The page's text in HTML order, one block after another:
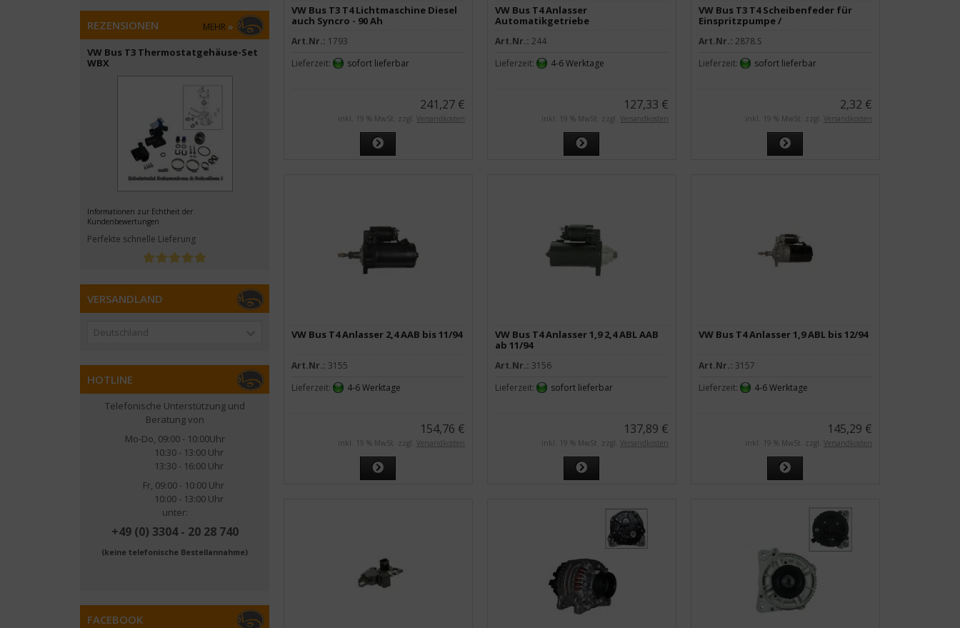
VW Bus T3 T4 Lichtmaschine Diesel
auch Syncro - 90 Ah
Art.Nr.: 1793
Lieferzeit:
sofort lieferbar
241,27 €
inkl. 19 % MwSt. zzgl. Versandkosten
VW Bus T4 Anlasser
Automatikgetriebe
Art.Nr.: 244
Lieferzeit:
4-6 Werktage
127,33 €
inkl. 19 % MwSt. zzgl. Versandkosten
VW Bus T3 T4 Scheibenfeder für
Einspritzpumpe /
Art.Nr.: 2878.S
Lieferzeit:
sofort lieferbar
2,32 €
inkl. 19 % MwSt. zzgl. Versandkosten
VW Bus T4 Anlasser 2,4 AAB bis 11/94
Art.Nr.: 3155
Lieferzeit:
4-6 Werktage
154,76 €
inkl. 19 % MwSt. zzgl. Versandkosten
VW Bus T4 Anlasser 1,9 2,4 ABL AAB
ab 11/94
Art.Nr.: 3156
Lieferzeit:
sofort lieferbar
137,89 €
inkl. 19 % MwSt. zzgl. Versandkosten
VW Bus T4 Anlasser 1,9 ABL bis 12/94
Art.Nr.: 3157
Lieferzeit:
4-6 Werktage
145,29 €
inkl. 19 % MwSt. zzgl. Versandkosten
REZENSIONEN MEHR »
VW Bus T3 Thermostatgehäuse-Set
WBX
Informationen zur Echtheit der
Kundenbewertungen
Perfekte schnelle Lieferung
VERSANDLAND
Deutschland
HOTLINE
Telefonische Unterstützung und
Beratung von
Mo-Do, 09:00 - 10:00Uhr
10:30 - 13:00 Uhr
13:30 - 16:00 Uhr
Fr, 09:00 - 10:00 Uhr
10:00 - 13:00 Uhr
unter:
+49 (0) 3304 - 20 28 740
(keine telefonische Bestellannahme)
FACEBOOK